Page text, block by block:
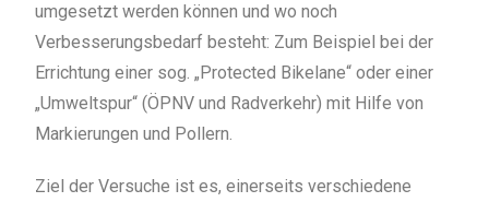
umgesetzt werden können und wo noch
Verbesserungsbedarf besteht: Zum Beispiel bei der
Errichtung einer sog. „Protected Bikelane“ oder einer
„Umweltspur“ (ÖPNV und Radverkehr) mit Hilfe von
Markierungen und Pollern.
Ziel der Versuche ist es, einerseits verschiedene